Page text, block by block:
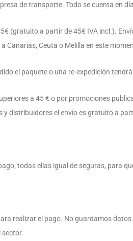
de transporte. Todo se cuenta en
(gratuito a partir de 45€ IVA incl.).
Canarias, Ceuta o Melilla en este
el paquete o una re-expedición
a 45 € o por promociones
distribuidores el envío es gratuito a
todas ellas igual de seguras, para
realizar el pago. No guardamos